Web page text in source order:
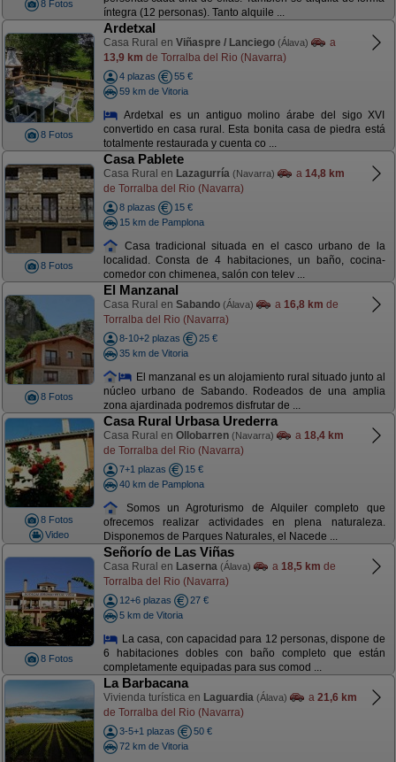
8 Fotos
íntegra (12 personas). Tanto alquile ...
8 Fotos
Ardetxal
Casa Rural en Viñaspre / Lanciego (Álava)
a
13,9 km de Torralba del Rio (Navarra)
4 plazas
55 €
59 km de Vitoria
Ardetxal es un antiguo molino árabe del sigo XVI
convertido en casa rural. Esta bonita casa de piedra está
totalmente restaurada y cuenta co ...
8 Fotos
Casa Pablete
Casa Rural en Lazagurría (Navarra) a 14,8 km
de Torralba del Rio (Navarra)
8 plazas
15 €
15 km de Pamplona
Casa tradicional situada en el casco urbano de la
localidad. Consta de 4 habitaciones, un baño, cocina-
comedor con chimenea, salón con telev ...
8 Fotos
El Manzanal
Casa Rural en Sabando (Álava) a 16,8 km de
Torralba del Rio (Navarra)
8-10+2 plazas
25 €
35 km de Vitoria
El manzanal es un alojamiento rural situado junto al
núcleo urbano de Sabando. Rodeados de una amplia
zona ajardinada podremos disfrutar de ...
8 Fotos
Video
Casa Rural Urbasa Urederra
Casa Rural en Ollobarren (Navarra) a 18,4 km
de Torralba del Rio (Navarra)
7+1 plazas
15 €
40 km de Pamplona
Somos un Agroturismo de Alquiler completo que
ofrecemos realizar actividades en plena naturaleza.
Disponemos de Parques Naturales, el Nacede ...
8 Fotos
Señorío de Las Viñas
Casa Rural en Laserna (Álava) a 18,5 km de
Torralba del Rio (Navarra)
12+6 plazas
27 €
5 km de Vitoria
La casa, con capacidad para 12 personas, dispone de
6 habitaciones dobles con baño completo que están
completamente equipadas para sus comod ...
La Barbacana
Vivienda turística en Laguardia (Álava) a 21,6 km
de Torralba del Rio (Navarra)
3-5+1 plazas
50 €
72 km de Vitoria